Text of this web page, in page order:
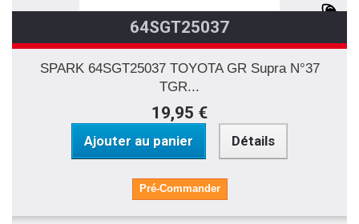
64SGT25037
SPARK 64SGT25037 TOYOTA GR Supra N°37
TGR...
19,95 €
Ajouter au panier Détails
Pré-Commander